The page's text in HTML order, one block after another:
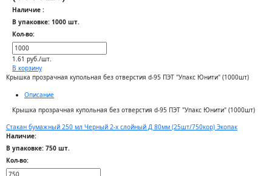
Наличие :
В упаковке: 1000 шт.
Кол-во:
1.61 руб./шт.
В корзину
Крышка прозрачная купольная без отверстия d-95 ПЭТ "Упакс Юнити" (1000шт)
Описание
Крышка прозрачная купольная без отверстия d-95 ПЭТ "Упакс Юнити" (1000шт)
Стакан бумажный 250 мл Черный 2-х слойный Д 80мм (25шт/750кор) Экопак
Наличие:
В упаковке: 750 шт.
Кол-во: